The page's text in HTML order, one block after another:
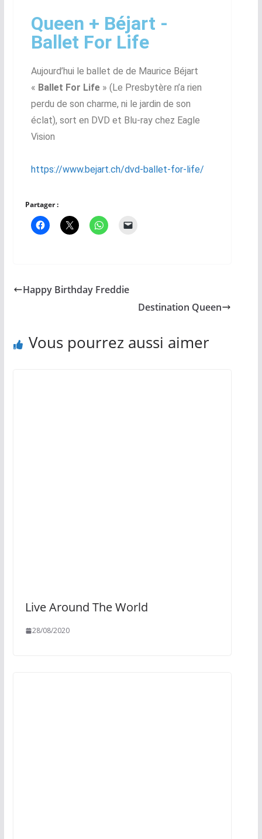
Queen + Béjart -
Ballet For Life
Aujourd’hui le ballet de de Maurice Béjart
« Ballet For Life» (Le Presbytère n’a rien
perdu de son charme, ni le jardin de son
éclat), sort en DVD et Blu-ray chez Eagle
Vision
https://www.bejart.ch/dvd-ballet-for-life/
Partager :
Happy Birthday Freddie
Destination Queen
Vous pourrez aussi aimer
Live Around The World
28/08/2020